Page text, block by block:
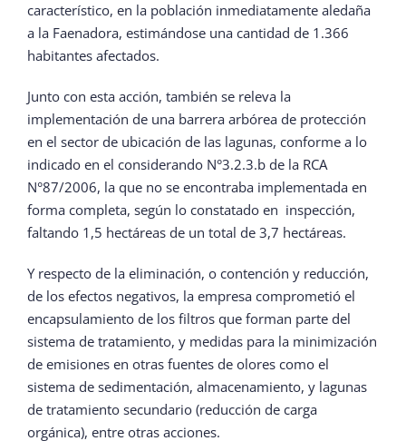
característico, en la población inmediatamente aledaña
a la Faenadora, estimándose una cantidad de 1.366
habitantes afectados.
Junto con esta acción, también se releva la
implementación de una barrera arbórea de protección
en el sector de ubicación de las lagunas, conforme a lo
indicado en el considerando N°3.2.3.b de la RCA
N°87/2006, la que no se encontraba implementada en
forma completa, según lo constatado en inspección,
faltando 1,5 hectáreas de un total de 3,7 hectáreas.
Y respecto de la eliminación, o contención y reducción,
de los efectos negativos, la empresa comprometió el
encapsulamiento de los filtros que forman parte del
sistema de tratamiento, y medidas para la minimización
de emisiones en otras fuentes de olores como el
sistema de sedimentación, almacenamiento, y lagunas
de tratamiento secundario (reducción de carga
orgánica), entre otras acciones.